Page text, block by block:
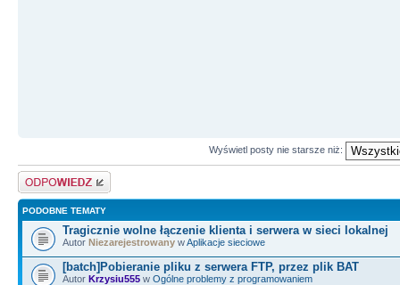
Wyświetl posty nie starsze niż:
Odpowiedz
PODOBNE TEMATY
Tragicznie wolne łączenie klienta i serwera w sieci lokalnej
Autor Niezarejestrowany wAplikacje sieciowe
[batch]Pobieranie pliku z serwera FTP, przez plik BAT
Autor Krzysiu555 w Ogólne problemy z programowaniem